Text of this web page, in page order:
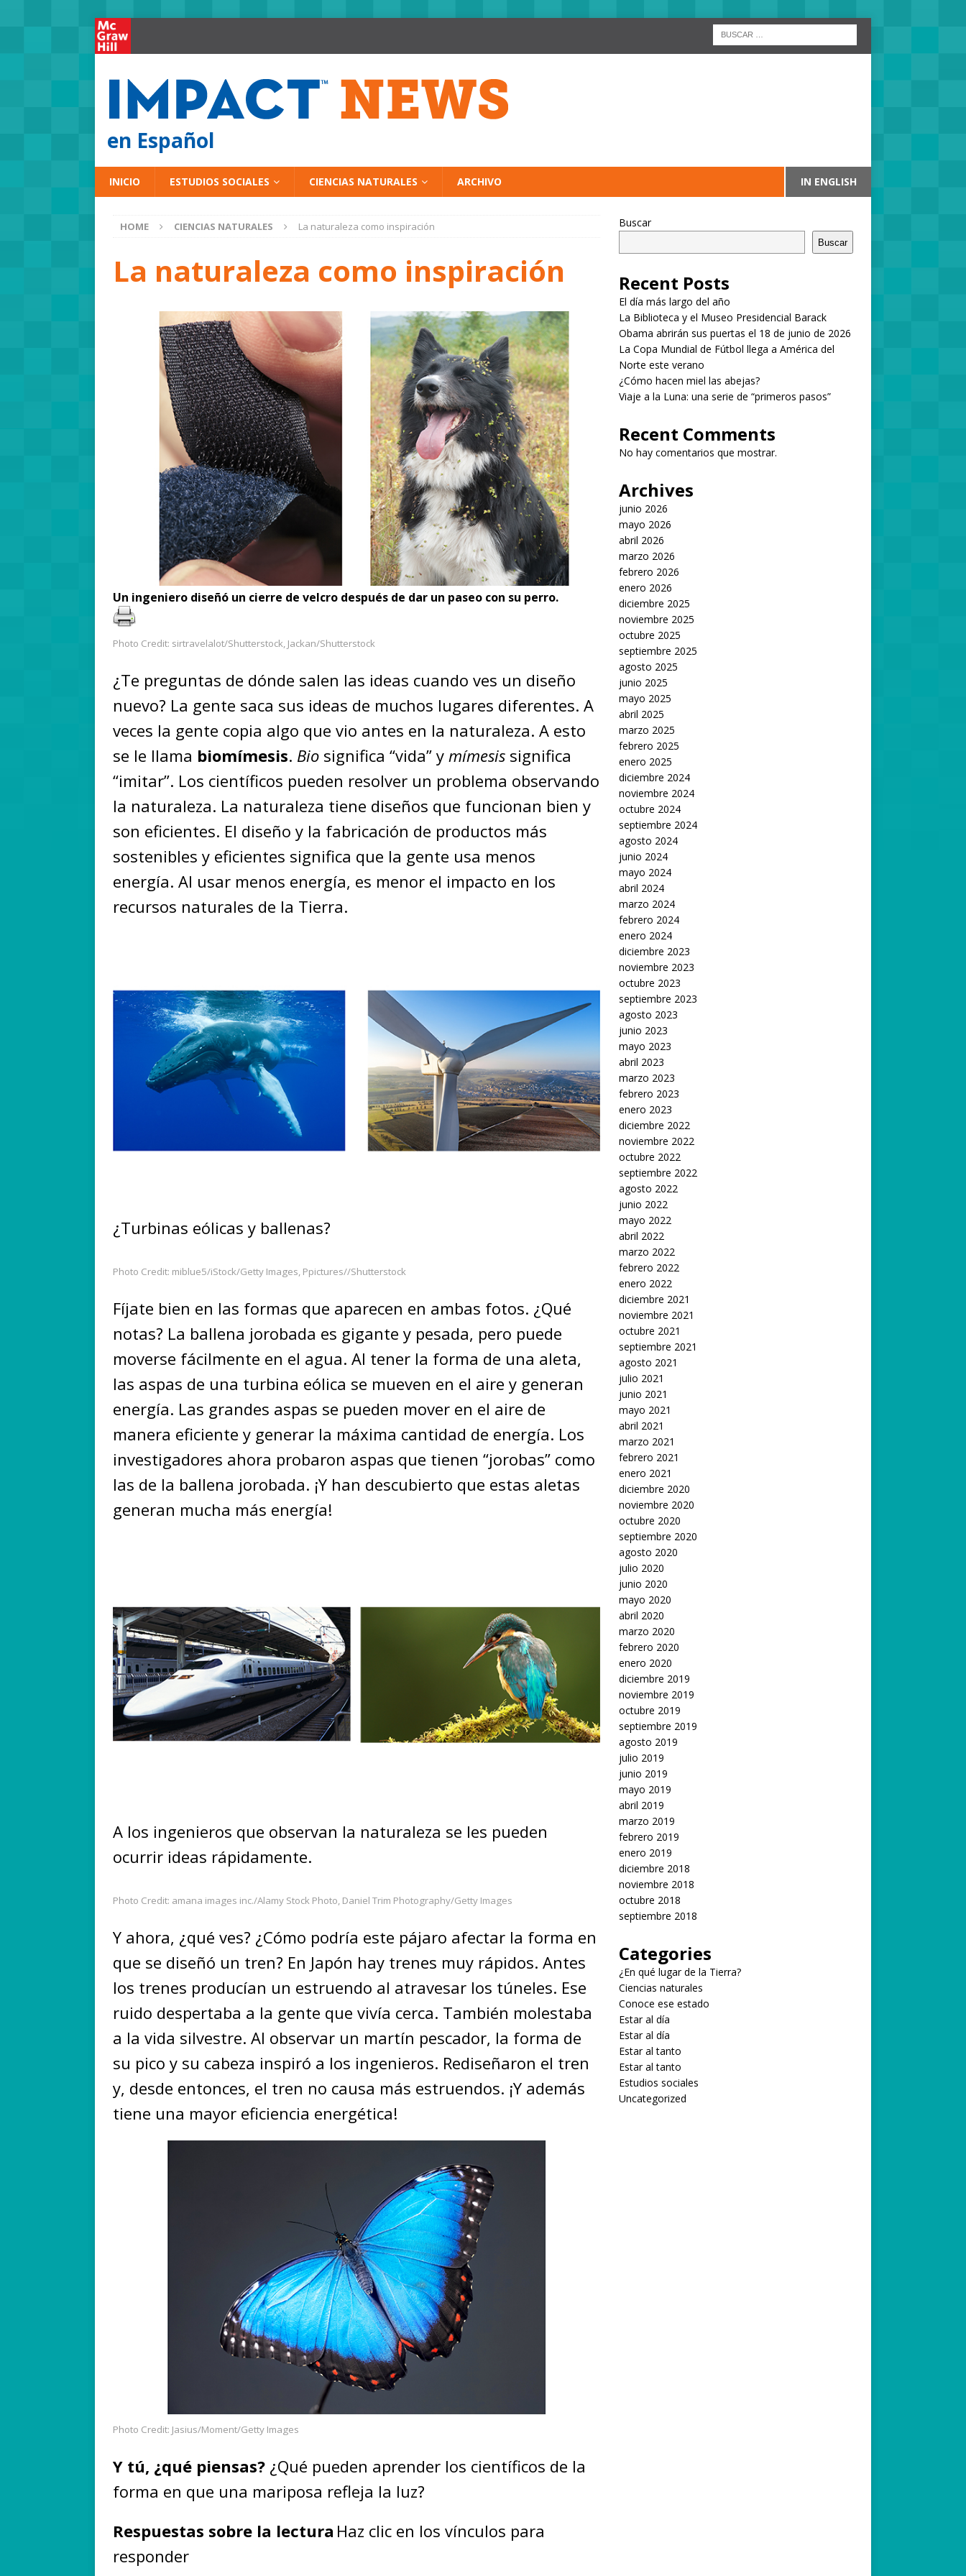
en Español
INICIO ESTUDIOS SOCIALES CIENCIAS NATURALES ARCHIVO IN ENGLISH
HOME CIENCIAS NATURALES La naturaleza como inspiración
La naturaleza como inspiración
Un ingeniero diseñó un cierre de velcro después de dar un paseo con su perro.
Photo Credit: sirtravelalot/Shutterstock, Jackan/Shutterstock
¿Te preguntas de dónde salen las ideas cuando ves un diseño
nuevo? La gente saca sus ideas de muchos lugares diferentes. A
veces la gente copia algo que vio antes en la naturaleza. A esto
se le llama biomímesis. Bio significa “vida” y mímesis significa
“imitar”. Los científicos pueden resolver un problema observando
la naturaleza. La naturaleza tiene diseños que funcionan bien y
son eficientes. El diseño y la fabricación de productos más
sostenibles y eficientes significa que la gente usa menos
energía. Al usar menos energía, es menor el impacto en los
recursos naturales de la Tierra.
¿Turbinas eólicas y ballenas?
Photo Credit: miblue5/iStock/Getty Images, Ppictures//Shutterstock
Fíjate bien en las formas que aparecen en ambas fotos. ¿Qué
notas? La ballena jorobada es gigante y pesada, pero puede
moverse fácilmente en el agua. Al tener la forma de una aleta,
las aspas de una turbina eólica se mueven en el aire y generan
energía. Las grandes aspas se pueden mover en el aire de
manera eficiente y generar la máxima cantidad de energía. Los
investigadores ahora probaron aspas que tienen “jorobas” como
las de la ballena jorobada. ¡Y han descubierto que estas aletas
generan mucha más energía!
A los ingenieros que observan la naturaleza se les pueden
ocurrir ideas rápidamente.
Photo Credit: amana images inc./Alamy Stock Photo, Daniel Trim Photography/Getty Images
Y ahora, ¿qué ves? ¿Cómo podría este pájaro afectar la forma en
que se diseñó un tren? En Japón hay trenes muy rápidos. Antes
los trenes producían un estruendo al atravesar los túneles. Ese
ruido despertaba a la gente que vivía cerca. También molestaba
a la vida silvestre. Al observar un martín pescador, la forma de
su pico y su cabeza inspiró a los ingenieros. Rediseñaron el tren
y, desde entonces, el tren no causa más estruendos. ¡Y además
tiene una mayor eficiencia energética!
Photo Credit: Jasius/Moment/Getty Images
Y tú, ¿qué piensas? ¿Qué pueden aprender los científicos de la
forma en que una mariposa refleja la luz?
Respuestas sobre la lectura Haz clic en los vínculos para
responder
Buscar
Buscar
Recent Posts
El día más largo del año
La Biblioteca y el Museo Presidencial Barack
Obama abrirán sus puertas el 18 de junio de 2026
La Copa Mundial de Fútbol llega a América del
Norte este verano
¿Cómo hacen miel las abejas?
Viaje a la Luna: una serie de “primeros pasos”
Recent Comments
No hay comentarios que mostrar.
Archives
junio 2026
mayo 2026
abril 2026
marzo 2026
febrero 2026
enero 2026
diciembre 2025
noviembre 2025
octubre 2025
septiembre 2025
agosto 2025
junio 2025
mayo 2025
abril 2025
marzo 2025
febrero 2025
enero 2025
diciembre 2024
noviembre 2024
octubre 2024
septiembre 2024
agosto 2024
junio 2024
mayo 2024
abril 2024
marzo 2024
febrero 2024
enero 2024
diciembre 2023
noviembre 2023
octubre 2023
septiembre 2023
agosto 2023
junio 2023
mayo 2023
abril 2023
marzo 2023
febrero 2023
enero 2023
diciembre 2022
noviembre 2022
octubre 2022
septiembre 2022
agosto 2022
junio 2022
mayo 2022
abril 2022
marzo 2022
febrero 2022
enero 2022
diciembre 2021
noviembre 2021
octubre 2021
septiembre 2021
agosto 2021
julio 2021
junio 2021
mayo 2021
abril 2021
marzo 2021
febrero 2021
enero 2021
diciembre 2020
noviembre 2020
octubre 2020
septiembre 2020
agosto 2020
julio 2020
junio 2020
mayo 2020
abril 2020
marzo 2020
febrero 2020
enero 2020
diciembre 2019
noviembre 2019
octubre 2019
septiembre 2019
agosto 2019
julio 2019
junio 2019
mayo 2019
abril 2019
marzo 2019
febrero 2019
enero 2019
diciembre 2018
noviembre 2018
octubre 2018
septiembre 2018
Categories
¿En qué lugar de la Tierra?
Ciencias naturales
Conoce ese estado
Estar al día
Estar al día
Estar al tanto
Estar al tanto
Estudios sociales
Uncategorized